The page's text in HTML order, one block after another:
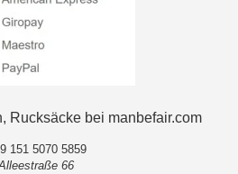
Rucksäcke bei manbefair.com
151 5070 5859
66